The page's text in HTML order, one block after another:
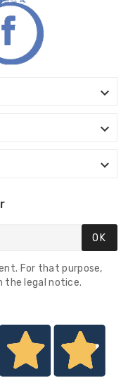



OK
For that purpose,
the legal notice.